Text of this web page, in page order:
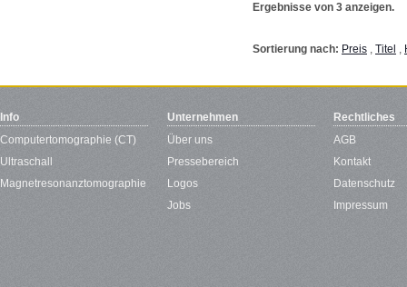
Ergebnisse von 3 anzeigen.
Sortierung nach: Preis , Titel ,
Info
Computertomographie (CT)
Ultraschall
Magnetresonanztomographie
Unternehmen
Über uns
Pressebereich
Logos
Jobs
Rechtliches
AGB
Kontakt
Datenschutz
Impressum